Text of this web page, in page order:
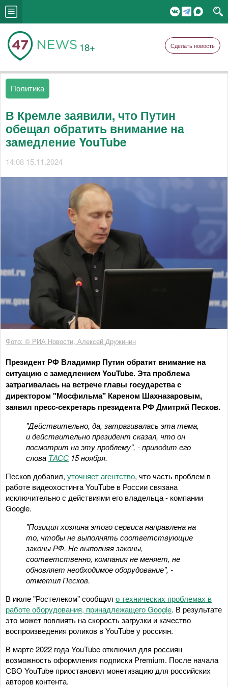
18+ Сделать новость
Политика
В Кремле заявили, что Путин
обещал обратить внимание на
замедление YouTube
14:08 15.11.2024
Фото: © РИА Новости, Алексей Дружинин
Президент РФ Владимир Путин обратит внимание на
ситуацию с замедлением YouTube. Эта проблема
затрагивалась на встрече главы государства с
директором "Мосфильма" Кареном Шахназаровым,
заявил пресс-секретарь президента РФ Дмитрий Песков.
"Действительно, да, затрагивалась эта тема,
и действительно президент сказал, что он
посмотрит на эту проблему", - приводит его
слова ТАСС 15 ноября.
Песков добавил, уточняет агентство, что часть проблем в
работе видеохостинга YouTube в России связана
исключительно с действиями его владельца - компании
Google.
"Позиция хозяина этого сервиса направлена на
то, чтобы не выполнять соответствующие
законы РФ. Не выполняя законы,
соответственно, компания не меняет, не
обновляет необходимое оборудование", -
отметил Песков.
В июле "Ростелеком" сообщил о технических проблемах в
работе оборудования, принадлежащего Google. В результате
это может повлиять на скорость загрузки и качество
воспроизведения роликов в YouTube у россиян.
В марте 2022 года YouTube отключил для россиян
возможность оформления подписки Premium. После начала
СВО YouTube приостановил монетизацию для российских
авторов контента.